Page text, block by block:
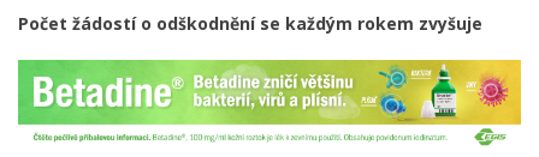
Počet žádostí o odškodnění se každým rokem zvyšuje